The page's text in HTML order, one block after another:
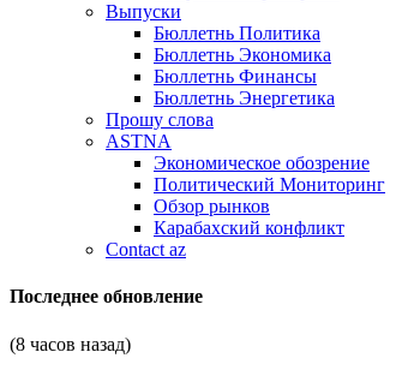
Выпуски
Бюллетнь Политика
Бюллетнь Экономика
Бюллетнь Финансы
Бюллетнь Энергетика
Прошу слова
ASTNA
Экономическое обозрение
Политический Мониторинг
Обзор рынков
Карабахский конфликт
Contact az
Последнее обновление
(8 часов назад)